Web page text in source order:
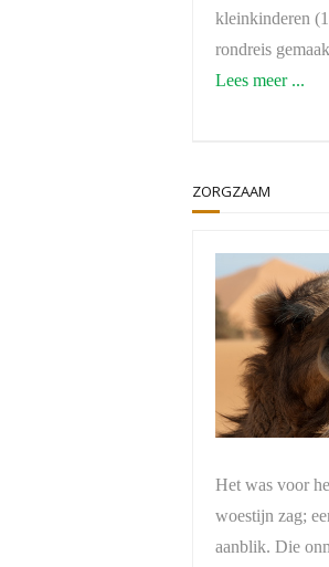
kleinkinderen
rondreis
Lees meer ...
ZORGZAAM
Het was voor
woestijn zag;
aanblik. Die